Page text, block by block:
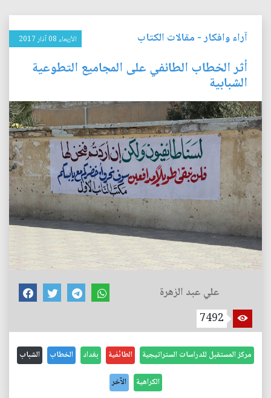
آراء وافكار- مقالات الكتاب الأربعاء 08 آذار 2017
أثر الخطاب الطائفي على المجاميع التطوعية
الشبابية
علي عبد الزهرة
7492
مركز المستقبل للدراسات الستراتيجية الطائفية بغداد الخطاب الشباب
الكراهية الآخر